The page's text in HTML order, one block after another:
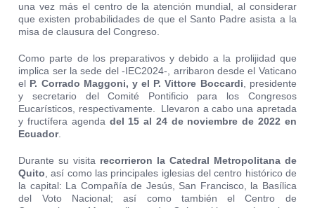
una vez más el centro de la atención mundial, al considerar
que existen probabilidades de que el Santo Padre asista a la
misa de clausura del Congreso.
Como parte de los preparativos y debido a la prolijidad que
implica ser la sede del -IEC2024-, arribaron desde el Vaticano
el P. Corrado Maggoni, y el P. Vittore Boccardi , presidente
y secretario del Comité Pontificio para los Congresos
Eucarísticos, respectivamente. Llevaron a cabo una apretada
y fructífera agenda del 15 al 24 de noviembre de 2022 en
Ecuador.
Durante su visita recorrieron la Catedral Metropolitana de
Quito , así como las principales iglesias del centro histórico de
la capital: La Compañía de Jesús, San Francisco, la Basílica
del Voto Nacional; así como también el Centro de